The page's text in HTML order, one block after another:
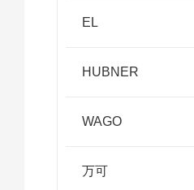
EL
HUBNER
WAGO
万可